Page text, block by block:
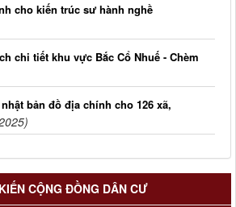
cho kiến trúc sư hành nghề
chi tiết khu vực Bắc Cổ Nhuế - Chèm
bản đồ địa chính cho 126 xã,
CỘNG ĐỒNG DÂN CƯ